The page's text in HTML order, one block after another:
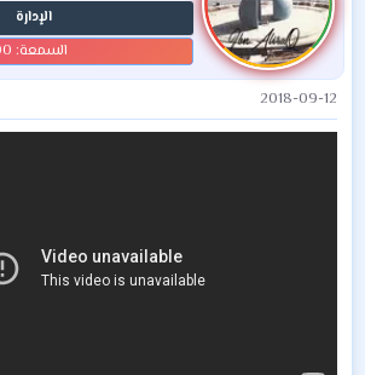
الإدارة
2018-09-12